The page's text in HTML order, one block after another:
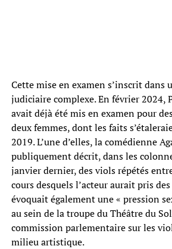
Cette mise en examen s’inscrit dans
judiciaire complexe. En février 2024,
avait déjà été mis en examen pour
deux femmes, dont les faits
2019. L’une d’elles, la comédienne
publiquement décrit, dans les
janvier dernier, des viols répétés
cours desquels l’acteur aurait pris
évoquait également une « pression
au sein de la troupe du Théâtre du
commission parlementaire sur les
milieu artistique.